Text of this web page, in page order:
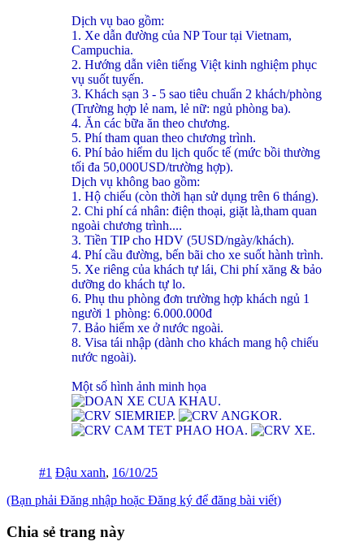
Dịch vụ bao gồm:
1. Xe dẫn đường của NP Tour tại Vietnam,
Campuchia.
2. Hướng dẫn viên tiếng Việt kinh nghiệm phục
vụ suốt tuyến.
3. Khách sạn 3 - 5 sao tiêu chuẩn 2 khách/phòng
(Trường hợp lẻ nam, lẻ nữ: ngủ phòng ba).
4. Ăn các bữa ăn theo chương.
5. Phí tham quan theo chương trình.
6. Phí bảo hiểm du lịch quốc tế (mức bồi thường
tối đa 50,000USD/trường hợp).
Dịch vụ không bao gồm:
1. Hộ chiếu (còn thời hạn sử dụng trên 6 tháng).
2. Chi phí cá nhân: điện thoại, giặt là,tham quan
ngoài chương trình....
3. Tiền TIP cho HDV (5USD/ngày/khách).
4. Phí cầu đường, bến bãi cho xe suốt hành trình.
5. Xe riêng của khách tự lái, Chi phí xăng & bảo
dưỡng do khách tự lo.
6. Phụ thu phòng đơn trường hợp khách ngủ 1
người 1 phòng: 6.000.000đ
7. Bảo hiểm xe ở nước ngoài.
8. Visa tái nhập (dành cho khách mang hộ chiếu
nước ngoài).
Một số hình ảnh minh họa
#1 Đậu xanh, 16/10/25
(Bạn phải Đăng nhập hoặc Đăng ký để đăng bài viết)
Chia sẻ trang này